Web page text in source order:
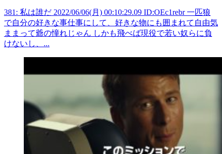
381: 私は誰だ 2022/06/06(月) 00:10:29.09 ID:OEc1rebr 一匹狼
で自分の好きな事仕事にして、好きな物にも囲まれて自由気
ままって爺の憧れじゃん しかも飛べば現役で若い奴らに負
けないし、...